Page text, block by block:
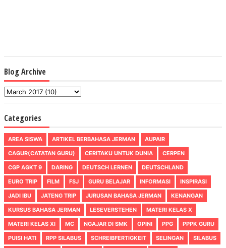
Blog Archive
Categories
AREA SISWA ARTIKEL BERBAHASA JERMAN
AUPAIR
CAGUR(CATATAN GURU)
CERITAKU UNTUK DUNIA
CERPEN
CGP AGKT 9
DARING DEUTSCH LERNEN
DEUTSCHLAND
EURO TRIP
FILM FSJ GURU BELAJAR INFORMASI
INSPIRASI
JADI IBU
JATENG TRIP JURUSAN BAHASA JERMAN
KENANGAN
KURSUS BAHASA JERMAN
LESEVERSTEHEN
MATERI KELAS X
MATERI KELAS XI
MC NGAJAR DI SMK OPINI PPG
PPPK GURU
PUISI HATI
RPP SILABUS SCHREIBFERTIGKEIT SELINGAN
SILABUS